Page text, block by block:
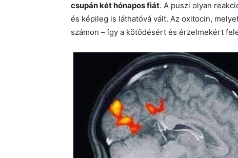
csupán két hónapos fiát. A puszi olyan
és képileg is láthatóvá vált. Az oxitocin,
számon – így a kötődésért és érzelmekért